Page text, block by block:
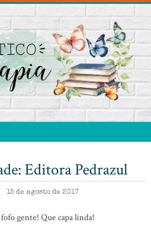
Editora Pedrazul
15 de agosto de 2017
gente! Que capa linda!